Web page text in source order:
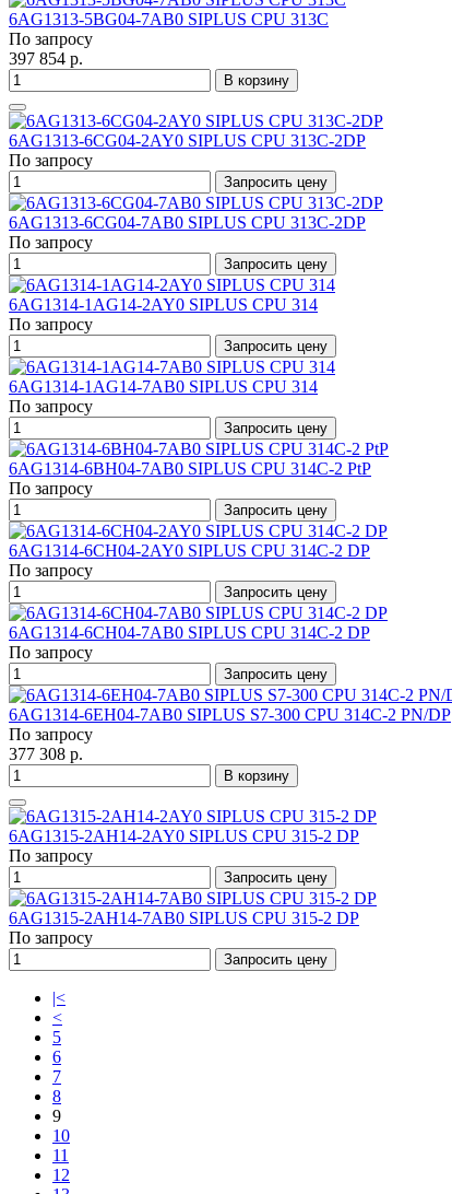
6AG1313-5BG04-7AB0 SIPLUS CPU 313C
По запросу
397 854 р.
В корзину
6AG1313-6CG04-2AY0 SIPLUS CPU 313C-2DP
По запросу
Запросить цену
6AG1313-6CG04-7AB0 SIPLUS CPU 313C-2DP
По запросу
Запросить цену
6AG1314-1AG14-2AY0 SIPLUS CPU 314
По запросу
Запросить цену
6AG1314-1AG14-7AB0 SIPLUS CPU 314
По запросу
Запросить цену
6AG1314-6BH04-7AB0 SIPLUS CPU 314C-2 PtP
По запросу
Запросить цену
6AG1314-6CH04-2AY0 SIPLUS CPU 314C-2 DP
По запросу
Запросить цену
6AG1314-6CH04-7AB0 SIPLUS CPU 314C-2 DP
По запросу
Запросить цену
6AG1314-6EH04-7AB0 SIPLUS S7-300 CPU 314C-2 PN/DP
По запросу
377 308 р.
В корзину
6AG1315-2AH14-2AY0 SIPLUS CPU 315-2 DP
По запросу
Запросить цену
6AG1315-2AH14-7AB0 SIPLUS CPU 315-2 DP
По запросу
Запросить цену
|<
<
5
6
7
8
9
10
11
12